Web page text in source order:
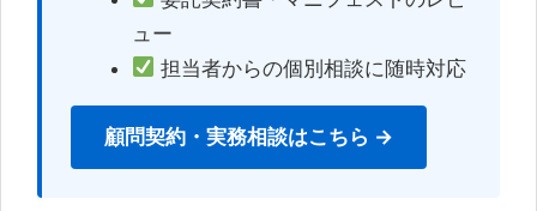
ュー
担当者からの個別相談に随時対応
顧問契約・実務相談はこちら →